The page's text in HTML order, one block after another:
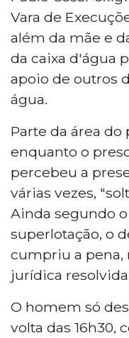
Vara de
além da mãe e
da caixa d'água
apoio de outros
água.
Parte da área do
enquanto o
percebeu a
várias vezes,
Ainda segundo
superlotação, o
cumpriu a pena,
jurídica
O homem só
volta das 16h30,